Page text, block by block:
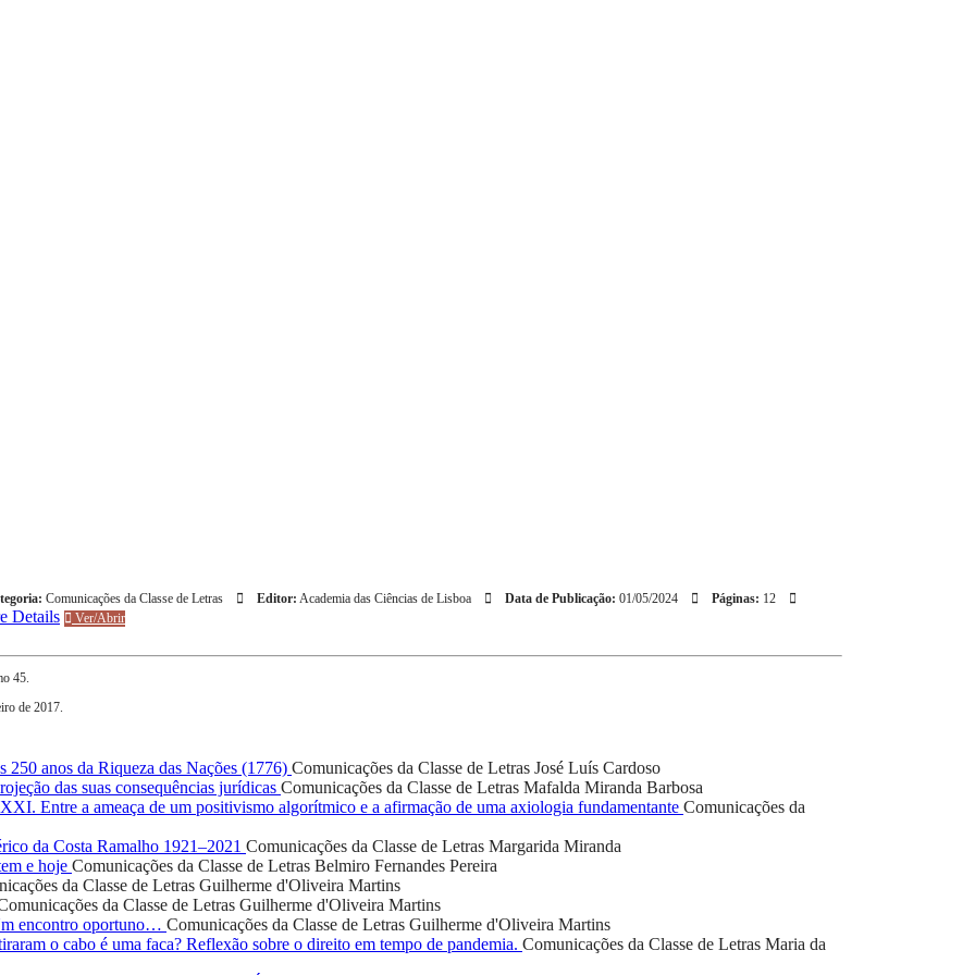
Comunicações da Classe de Letras Editor: Academia das Ciências de Lisboa Data de Publicação: 01/05/2024 Páginas: 12
Details Ver/Abrir
45.
de 2017.
anos da Riqueza das Nações (1776) Comunicações da Classe de Letras José Luís Cardoso
das suas consequências jurídicas Comunicações da Classe de Letras Mafalda Miranda Barbosa
Entre a ameaça de um positivismo algorítmico e a afirmação de uma axiologia fundamentante Comunicações da
da Costa Ramalho 1921–2021 Comunicações da Classe de Letras Margarida Miranda
e hoje Comunicações da Classe de Letras Belmiro Fernandes Pereira
da Classe de Letras Guilherme d'Oliveira Martins
da Classe de Letras Guilherme d'Oliveira Martins
encontro oportuno… Comunicações da Classe de Letras Guilherme d'Oliveira Martins
o cabo é uma faca? Reflexão sobre o direito em tempo de pandemia. Comunicações da Classe de Letras Maria da